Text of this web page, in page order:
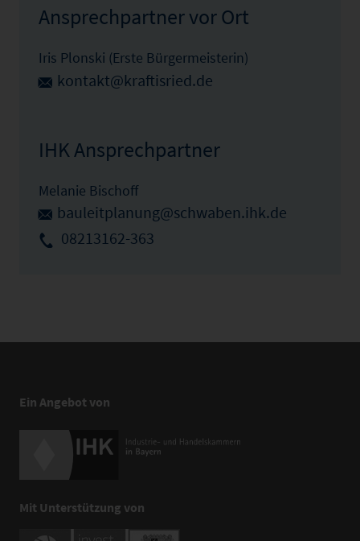
Ansprechpartner vor Ort
Iris Plonski (Erste Bürgermeisterin)
kontakt@kraftisried.de
IHK Ansprechpartner
Melanie Bischoff
bauleitplanung@schwaben.ihk.de
08213162-363
Ein Angebot von
Mit Unterstützung von